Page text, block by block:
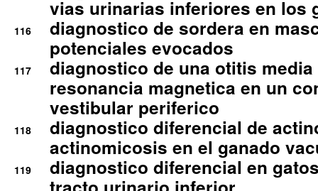
vias urinarias inferiores en los
116
diagnostico de sordera en
potenciales evocados
117
diagnostico de una otitis
resonancia magnetica en un
vestibular periferico
118
diagnostico diferencial de
actinomicosis en el ganado
119
diagnostico diferencial en